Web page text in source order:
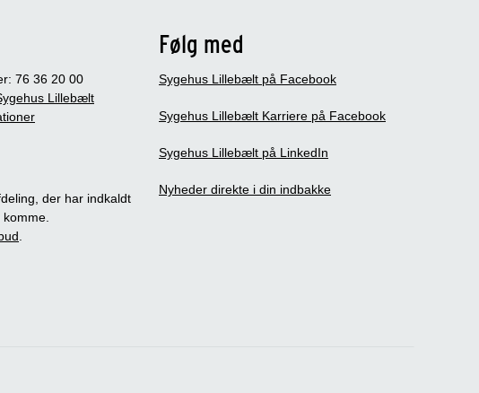
76 36 20 00
Lillebælt
der har indkaldt
Følg med
Sygehus Lillebælt på Facebook
Sygehus Lillebælt Karriere på Facebook
Sygehus Lillebælt på LinkedIn
Nyheder direkte i din indbakke